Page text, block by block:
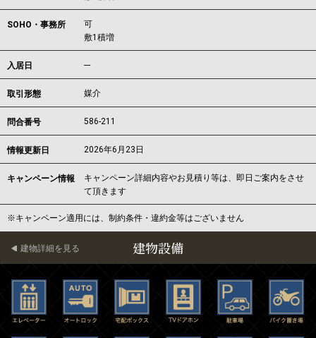
SOHO・事務所
可
敷1積増
入居日 ---
取引形態 媒介
問合番号 586-211
情報更新日 2026年6月23日
キャンペーン情報
キャンペーン詳細内容やお見積り等は、即日ご案内をさせ
て頂きます
※キャンペーン適用には、制約条件・違約金等はございません
建物設備
建物詳細を見る